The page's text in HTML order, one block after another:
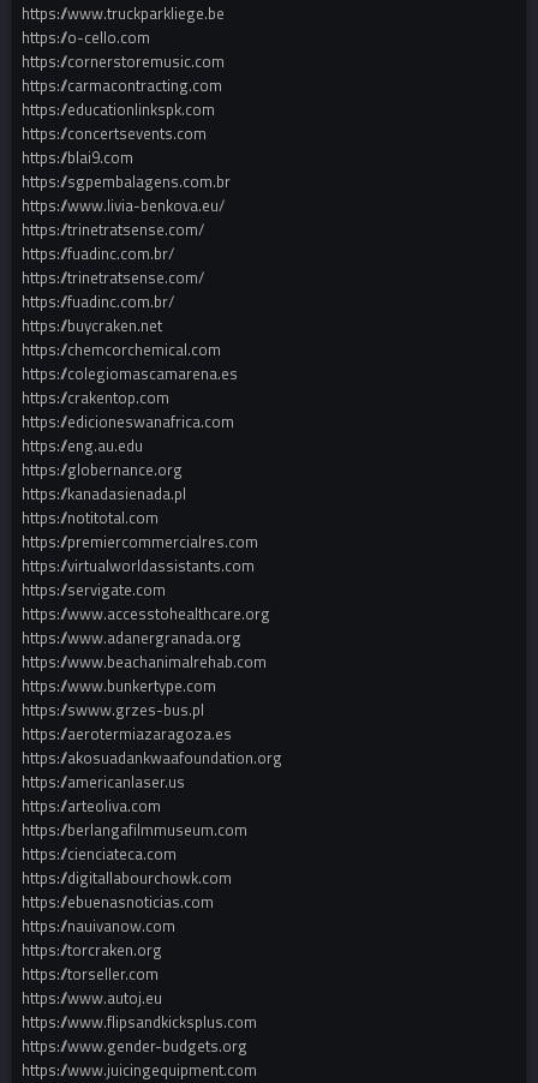
https://www.truckparkliege.be
https://o-cello.com
https://cornerstoremusic.com
https://carmacontracting.com
https://educationlinkspk.com
https://concertsevents.com
https://blai9.com
https://sgpembalagens.com.br
https://www.livia-benkova.eu/
https://trinetratsense.com/
https://fuadinc.com.br/
https://trinetratsense.com/
https://fuadinc.com.br/
https://buycraken.net
https://chemcorchemical.com
https://colegiomascamarena.es
https://crakentop.com
https://edicioneswanafrica.com
https://eng.au.edu
https://globernance.org
https://kanadasienada.pl
https://notitotal.com
https://premiercommercialres.com
https://virtualworldassistants.com
https://servigate.com
https://www.accesstohealthcare.org
https://www.adanergranada.org
https://www.beachanimalrehab.com
https://www.bunkertype.com
https://swww.grzes-bus.pl
https://aerotermiazaragoza.es
https://akosuadankwaafoundation.org
https://americanlaser.us
https://arteoliva.com
https://berlangafilmmuseum.com
https://cienciateca.com
https://digitallabourchowk.com
https://ebuenasnoticias.com
https://nauivanow.com
https://torcraken.org
https://torseller.com
https://www.autoj.eu
https://www.flipsandkicksplus.com
https://www.gender-budgets.org
https://www.juicingequipment.com